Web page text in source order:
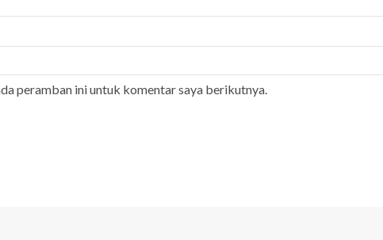
peramban ini untuk komentar saya berikutnya.